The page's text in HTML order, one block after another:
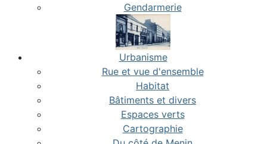
Gendarmerie
Urbanisme
Rue et vue d'ensemble
Habitat
Bâtiments et divers
Espaces verts
Cartographie